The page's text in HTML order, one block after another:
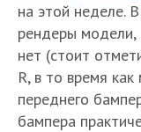
на этой неделе.
рендеры модели,
нет (стоит
R, в то время
переднего
бампера